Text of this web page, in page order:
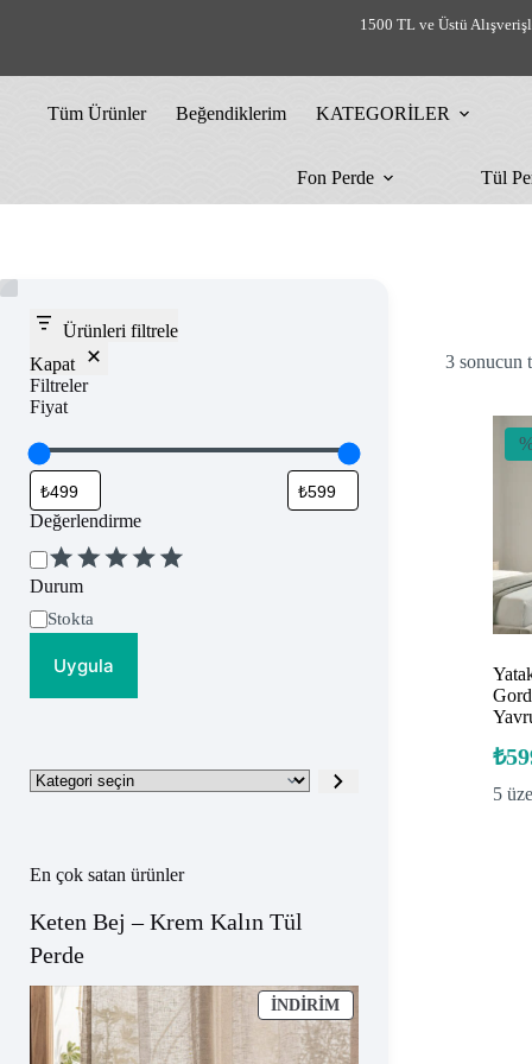
1500 TL ve Üstü
Tüm Ürünler Beğendiklerim KATEGORİLER
Fon Perde
Tül
3 sonucun
₺
5
Ürünleri filtrele
Kapat
Filtreler
Fiyat
Değerlendirme
Değerlendirme
Durum
Uygunluk
Stokta
Uygula
Kategori
seçin
En çok satan ürünler
Keten Bej – Krem Kalın Tül
Perde
İNDIRIMİNDIRIMDEKI
ÜRÜN